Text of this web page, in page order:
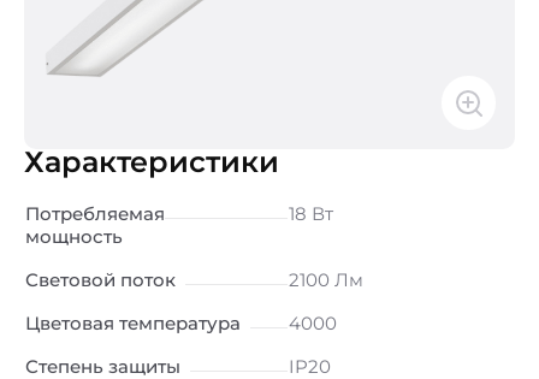
Характеристики
Потребляемая
мощность
18 Вт
Световой поток
2100 Лм
Цветовая температура
4000
Степень защиты
IP20